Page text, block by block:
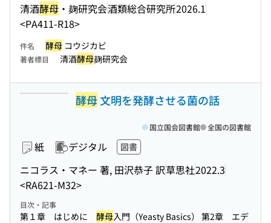
清酒酵母 ・麹研究会酒類総合研究所2026.1
<PA411-R18>
件名 酵母 コウジカビ
著者標目 清酒酵母麹研究会
酵母文明を発酵させる菌の話
紙 デジタル 図書
ニコラス・マネー 著, 田沢恭子 訳草思社2022.3
<RA621-M32>
国立国会図書館 全国の図書館
目次・記事
第１章 はじめに 酵母入門（Yeasty Basics） 第2章 エデ